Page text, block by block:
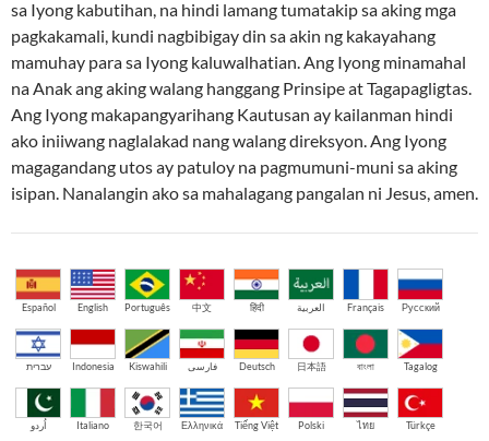
sa Iyong kabutihan, na hindi lamang tumatakip sa aking mga
pagkakamali, kundi nagbibigay din sa akin ng kakayahang
mamuhay para sa Iyong kaluwalhatian. Ang Iyong minamahal
na Anak ang aking walang hanggang Prinsipe at Tagapagligtas.
Ang Iyong makapangyarihang Kautusan ay kailanman hindi
ako iniiwang naglalakad nang walang direksyon. Ang Iyong
magagandang utos ay patuloy na pagmumuni-muni sa aking
isipan. Nanalangin ako sa mahalagang pangalan ni Jesus, amen.
Español English Português 中文 हिंदी العربية Français Русский
עברית Indonesia Kiswahili فارسی Deutsch 日本語 বাংলা Tagalog
اُردو Italiano 한국어 Ελληνικά Tiếng Việt Polski ไทย Türkçe